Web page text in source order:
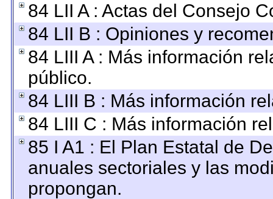
84 LII A : Actas del Consejo
84 LII B : Opiniones y
84 LIII A : Más información
público.
84 LIII B : Más información
84 LIII C : Más información
85 I A1 : El Plan Estatal de
anuales sectoriales y las
propongan.